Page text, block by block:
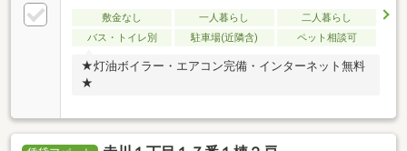
敷金なし 一人暮らし
二人暮らし
バス・トイレ別
駐車場(近隣含) ペット相談可
★灯油ボイラー・エアコン完備・インターネット無料
★